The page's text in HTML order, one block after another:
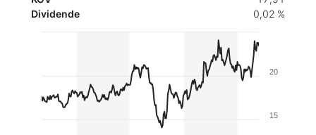
Dividende
0,02 %
15
20